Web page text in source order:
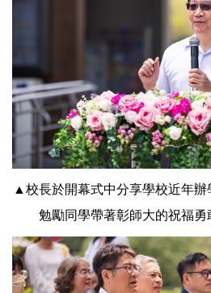
▲校長於開幕式中分享學校近年辦
勉勵同學帶著彰師大的祝福勇